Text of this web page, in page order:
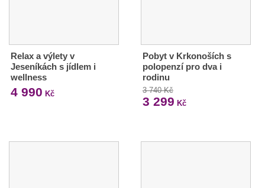
Relax a výlety v
Jeseníkách s jídlem i
wellness
4 990 Kč
Pobyt v Krkonoších s
polopenzí pro dva i
rodinu
3 740 Kč
3 299 Kč